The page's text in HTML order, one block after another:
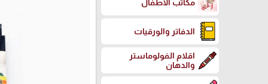
مكاتب الاطفال
الدفاتر والورقيات
اقلام الفولوماستر
والدهان